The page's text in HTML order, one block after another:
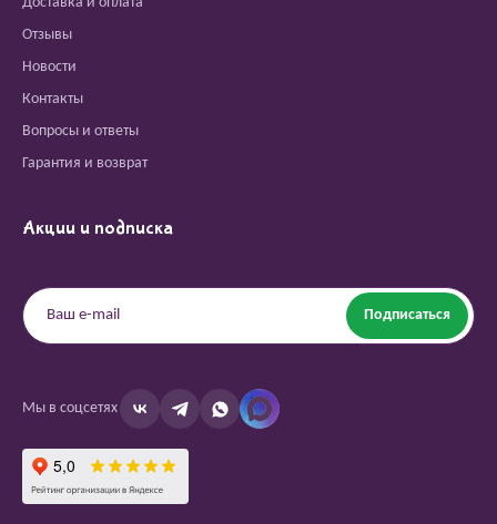
Отзывы
Новости
Контакты
Вопросы и ответы
Гарантия и возврат
Акции и подписка
Подписаться
Мы в соцсетях